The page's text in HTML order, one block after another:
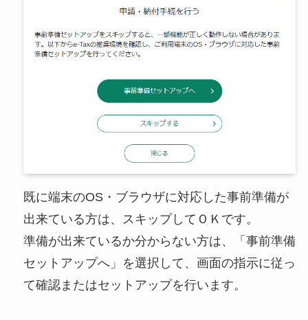
既に端末のOS・ブラウザに対応した事前準備が
出来ている方は、スキップしてＯＫです。
準備が出来ているか分からない方は、「事前準備
セットアップへ」を選択して、画面の指示に従っ
て確認またはセットアップを行います。